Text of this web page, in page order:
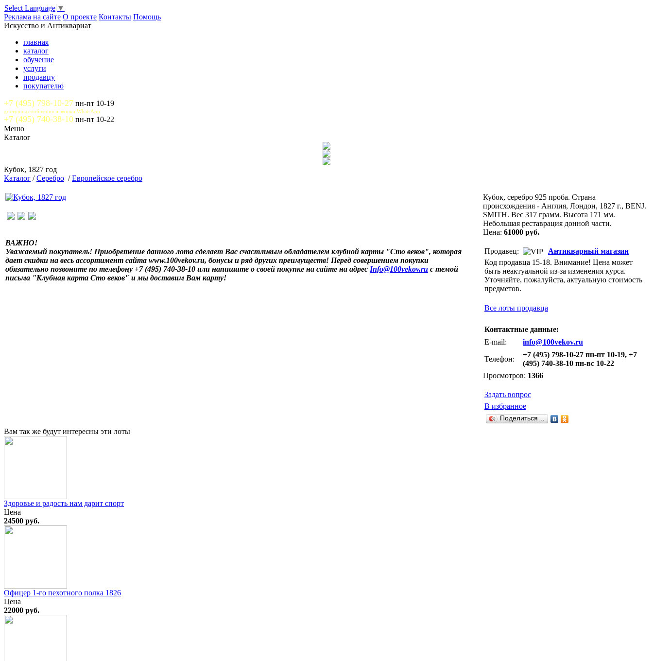
Select Language ▼
Реклама на сайте О проекте Контакты Помощь
Искусство и Антиквариат
главная
каталог
обучение
услуги
продавцу
покупателю
+7 (495) 798-10-27 пн-пт 10-19
доступны сообщения и звонки WhatsApp
+7 (495) 740-38-10 пн-пт 10-22
Меню
Каталог
Кубок, 1827 год
Каталог /Серебро /Европейское серебро
ВАЖНО!
Уважаемый покупатель! Приобретение данного лота сделает Вас счастливым обладателем клубной карты "Сто веков", которая
дает скидки на весь ассортимент сайта www.100vekov.ru, бонусы и ряд других преимуществ! Перед совершением покупки
обязательно позвоните по телефону +7 (495) 740-38-10 или напишите о своей покупке на сайте на адрес Info@100vekov.ru с темой
письма "Клубная карта Сто веков" и мы доставим Вам карту!
Кубок, серебро 925 проба. Страна
происхождения - Англия, Лондон, 1827 г., BENJ.
SMITH. Вес 317 грамм. Высота 171 мм.
Небольшая реставрация донной части.
Цена: 61000 руб.
Продавец:
Антикварный магазин
Код продавца 15-18. Внимание! Цена может
быть неактуальной из-за изменения курса.
Уточняйте, пожалуйста, актуальную стоимость
предметов.
Все лоты продавца
Контактные данные:
E-mail:
info@100vekov.ru
Телефон:
+7 (495) 798-10-27 пн-пт 10-19, +7
(495) 740-38-10 пн-вс 10-22
Просмотров: 1366
Задать вопрос
В избранное
Поделиться…
Вам так же будут интересны эти лоты
Здоровье и радость нам дарит спорт
Цена
24500 руб.
Офицер 1-го пехотного полка 1826
Цена
22000 руб.